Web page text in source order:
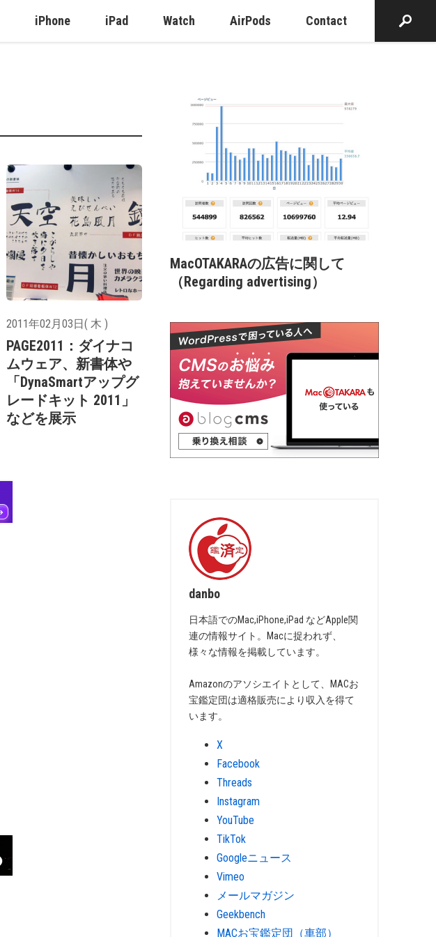
iPhone iPad Watch AirPods Contact
2011年02月03日( 木 )
PAGE2011：ダイナコ
ムウェア、新書体や
「DynaSmartアップグ
レードキット 2011」
などを展示
MacOTAKARAの広告に関して
（Regarding advertising）
danbo
日本語でのMac,iPhone,iPad などApple関
連の情報サイト。Macに捉われず、
様々な情報を掲載しています。
Amazonのアソシエイトとして、MACお
宝鑑定団は適格販売により収入を得て
います。
X
Facebook
Threads
Instagram
YouTube
TikTok
Googleニュース
Vimeo
メールマガジン
Geekbench
MACお宝鑑定団（車部）